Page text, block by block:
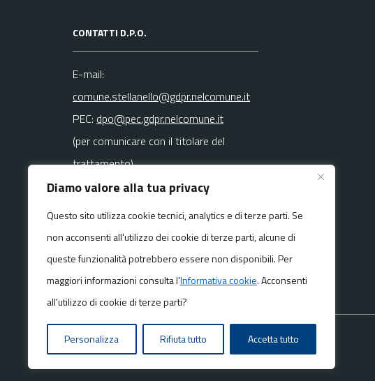
Diamo valore alla tua privacy
Questo sito utilizza cookie tecnici, analytics e di terze parti. Se
non acconsenti all'utilizzo dei cookie di terze parti, alcune di
queste funzionalità potrebbero essere non disponibili. Per
maggiori informazioni consulta l'Informativa cookie. Acconsenti
all'utilizzo di cookie di terze parti?
Personalizza Rifiuta tutto Accetta tutto
CONTATTI D.P.O.
E-mail:
comune.stellanello@gdpr.nelcomune.it
PEC: dpo@pec.gdpr.nelcomune.it
(per comunicare con il titolare del
trattamento)
La mail del DPO va usata SOLO per
questioni
riguardanti la privacy
Media policy Mappa del sito